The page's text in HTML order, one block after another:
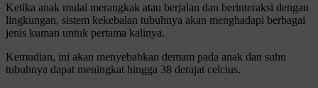
Ketika anak mulai merangkak atau berjalan dan berinteraksi dengan
lingkungan, sistem kekebalan tubuhnya akan menghadapi berbagai
jenis kuman untuk pertama kalinya.
Kemudian, ini akan menyebabkan demam pada anak dan suhu
tubuhnya dapat meningkat hingga 38 derajat celcius.